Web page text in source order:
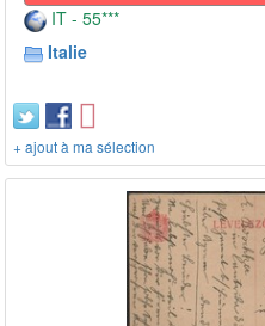
IT - 55***
Italie
+ ajout à ma sélection